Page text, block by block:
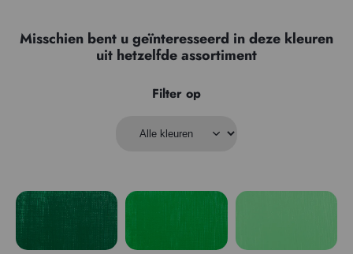
Misschien bent u geïnteresseerd in deze kleuren
uit hetzelfde assortiment
Filter op